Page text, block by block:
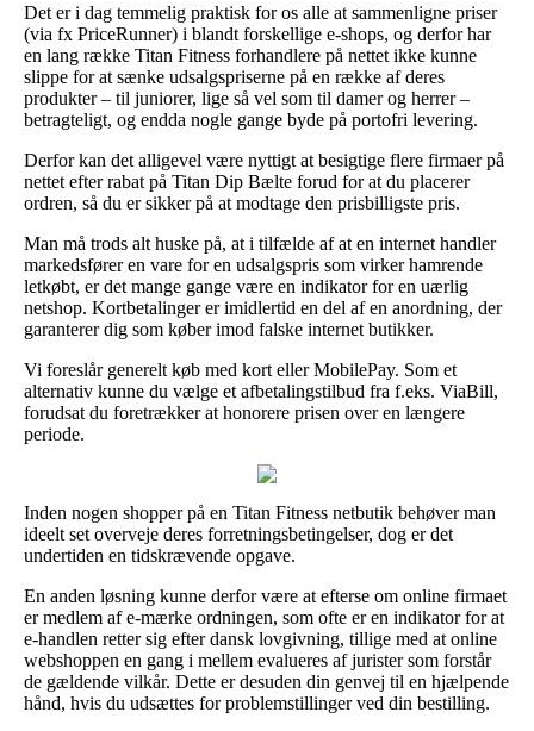
Det er i dag temmelig praktisk for os alle at sammenligne priser
(via fx PriceRunner) i blandt forskellige e-shops, og derfor har
en lang række Titan Fitness forhandlere på nettet ikke kunne
slippe for at sænke udsalgspriserne på en række af deres
produkter – til juniorer, lige så vel som til damer og herrer –
betragteligt, og endda nogle gange byde på portofri levering.
Derfor kan det alligevel være nyttigt at besigtige flere firmaer på
nettet efter rabat på Titan Dip Bælte forud for at du placerer
ordren, så du er sikker på at modtage den prisbilligste pris.
Man må trods alt huske på, at i tilfælde af at en internet handler
markedsfører en vare for en udsalgspris som virker hamrende
letkøbt, er det mange gange være en indikator for en uærlig
netshop. Kortbetalinger er imidlertid en del af en anordning, der
garanterer dig som køber imod falske internet butikker.
Vi foreslår generelt køb med kort eller MobilePay. Som et
alternativ kunne du vælge et afbetalingstilbud fra f.eks. ViaBill,
forudsat du foretrækker at honorere prisen over en længere
periode.
Inden nogen shopper på en Titan Fitness netbutik behøver man
ideelt set overveje deres forretningsbetingelser, dog er det
undertiden en tidskrævende opgave.
En anden løsning kunne derfor være at efterse om online firmaet
er medlem af e-mærke ordningen, som ofte er en indikator for at
e-handlen retter sig efter dansk lovgivning, tillige med at online
webshoppen en gang i mellem evalueres af jurister som forstår
de gældende vilkår. Dette er desuden din genvej til en hjælpende
hånd, hvis du udsættes for problemstillinger ved din bestilling.